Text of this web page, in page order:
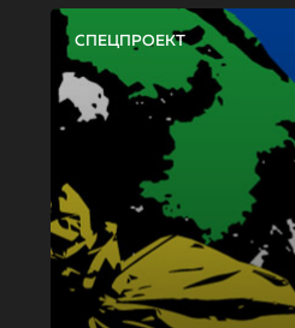
СПЕЦПРОЕКТ